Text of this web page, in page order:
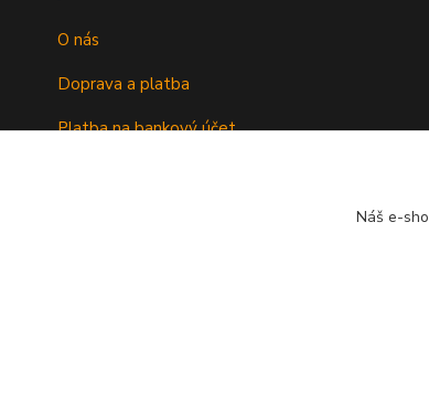
O nás
Doprava a platba
Platba na bankový účet
Náš e-